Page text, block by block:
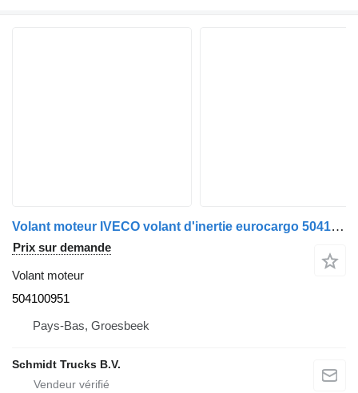
Volant moteur IVECO volant d'inertie eurocargo 504100951 pour camion
Prix sur demande
Volant moteur
504100951
Pays-Bas, Groesbeek
Schmidt Trucks B.V.